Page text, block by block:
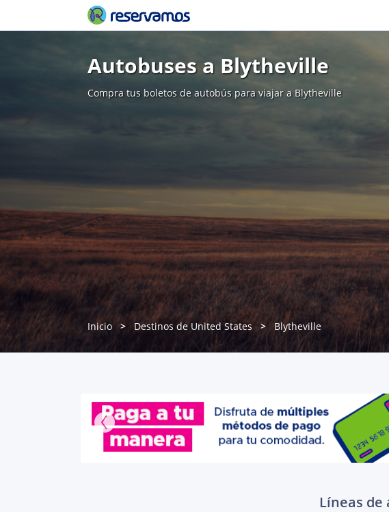
Autobuses a Blytheville
Compra tus boletos de autobús para viajar a Blytheville
Inicio Destinos de United States Blytheville
Líneas